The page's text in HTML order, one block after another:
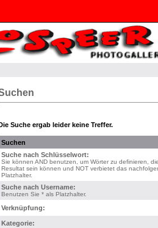
Suche ergab leider keine Treffer.
Suchen
Suche nach Schlüsselwort:
Sie können AND benutzen, um Wörter zu definieren,
Resultat sein können und NOT verbietet das
Platzhalter.
Suche nach Username:
Benutzen Sie * als Platzhalter.
Verknüpfung:
Kategorie: